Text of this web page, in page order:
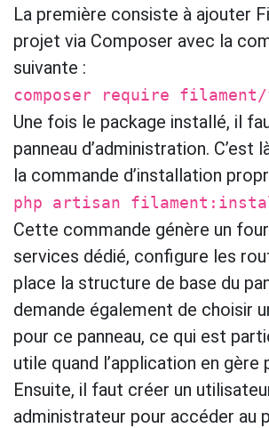
La première consiste à ajouter
projet via Composer avec la
suivante :
composer require
Une fois le package installé, il
panneau d’administration. C’est
la commande d’installation
php artisan
Cette commande génère un
services dédié, configure les
place la structure de base du
demande également de choisir
pour ce panneau, ce qui est
utile quand l’application en gère
Ensuite, il faut créer un
administrateur pour accéder au